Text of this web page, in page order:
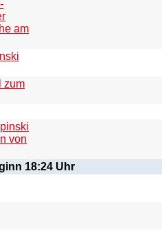
am
zum
von
18:24 Uhr